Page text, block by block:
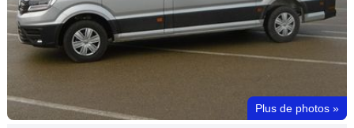
Services
Forum
Moto Plus de photos »